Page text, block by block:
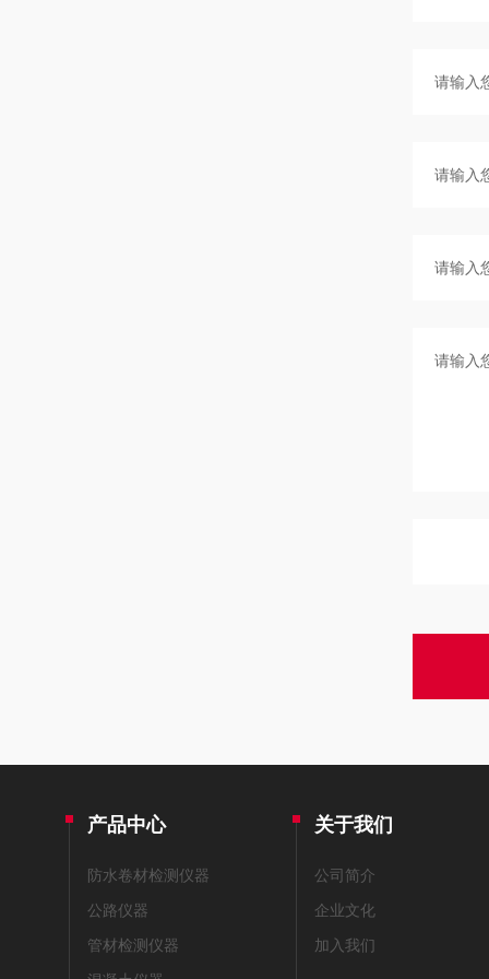
产品中心
防水卷材检测仪器
公路仪器
管材检测仪器
关于我们
公司简介
企业文化
加入我们